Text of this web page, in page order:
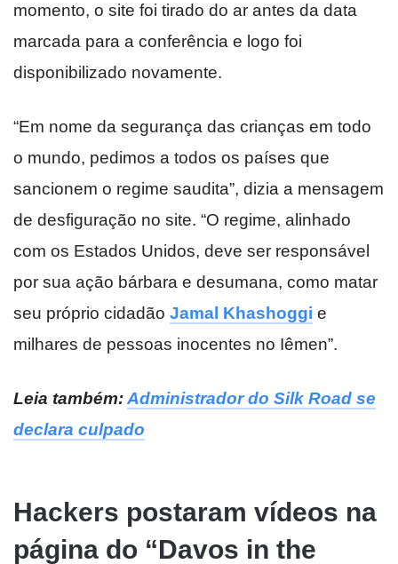
momento, o site foi tirado do ar antes da data
marcada para a conferência e logo foi
disponibilizado novamente.
“Em nome da segurança das crianças em todo
o mundo, pedimos a todos os países que
sancionem o regime saudita”, dizia a mensagem
de desfiguração no site. “O regime, alinhado
com os Estados Unidos, deve ser responsável
por sua ação bárbara e desumana, como matar
seu próprio cidadão Jamal Khashoggi e
milhares de pessoas inocentes no Iêmen”.
Leia também:Administrador do Silk Road se
declara culpado
Hackers postaram vídeos na
página do “Davos in the